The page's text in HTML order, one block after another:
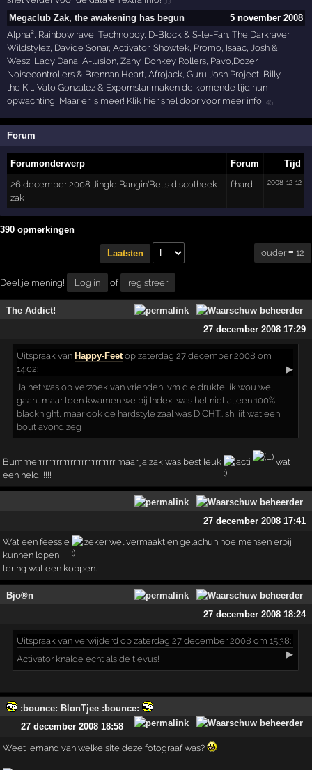
Megaclub Zak, the awakening has begun
5 november 2008
Alpha², Rainbow rave, Technoboy, D-Block & S-te-Fan, The Darkraver,
Wildstylez, Davide Sonar, Activator, Showtek, Promo, Isaac, Josh &
Wesz, Lady Dana, A-lusion, Zany, Donkey Rollers, Pavo,Dozer,
Noisecontrollers & Brennan Heart, Afrojack, Guru Josh Project, Billy
the Kit, Vato Gonzalez & Expornstar maken de komende tijd hun
opwachting, Maar er is meer! Klik hier snel door voor meer info!45
Forum
Forumonderwerp Forum
Tijd
26 december 2008 Jingle Bangin'Bells discotheek
zak
f:hard 2008-12-12
390 opmerkingen
Laatsten ouder ≡ 12
Deel je mening! Log in of registreer
The Addict!
27 december 2008 17:29
Uitspraak vanHappy-Feetop zaterdag 27 december 2008 om
14:02:
▶
Ja het was op verzoek van vrienden ivm die drukte, ik wou wel
gaan.. maar toen kwamen we bij Index, was het niet alleen 100%
blacknight, maar ook de hardstyle zaal was DICHT.. shiiiit wat een
bout avond zeg
Bummerrrrrrrrrrrrrrrrrrrrrrrrrrrr maar ja zak was best leuk acti
wat
een held !!!!!
27 december 2008 17:41
Wat een feessie
zeker wel vermaakt en gelachuh hoe mensen erbij
kunnen lopen
tering wat een koppen.
Bjo®n
27 december 2008 18:24
Uitspraak van verwijderd op zaterdag 27 december 2008 om 15:38:
▶
Activator knalde echt als de tievus!
:bounce: BlonTjee :bounce:
27 december 2008 18:58
Weet iemand van welke site deze fotograaf was?